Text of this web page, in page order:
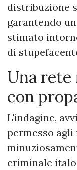
distribuzione
garantendo
stimato
di
Una rete
con
​L'indagine,
permesso
criminale